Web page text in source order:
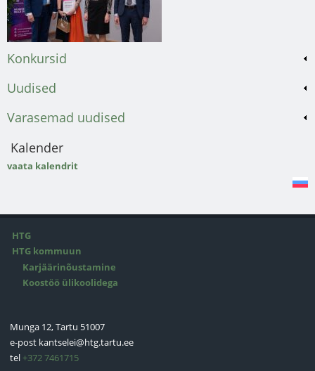
Konkursid
Uudised
Varasemad uudised
Kalender
vaata kalendrit
HTG
HTG kommuun
Karjäärinõustamine
Koostöö ülikoolidega
Munga 12, Tartu 51007
e-post kantselei@htg.tartu.ee
tel+372 7461715